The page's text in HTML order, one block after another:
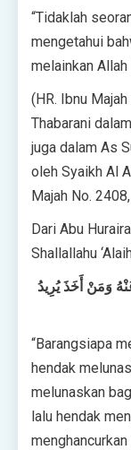
“Tidaklah
mengetahui
melainkan Allah
(HR. Ibnu
Thabarani
juga dalam As
oleh Syaikh Al
Majah No.
Dari Abu
Shallallahu
وَمَنْ أَخَذَ يُرِيدُ
“Barangsiapa
hendak
melunaskan
lalu hendak
menghancurkan